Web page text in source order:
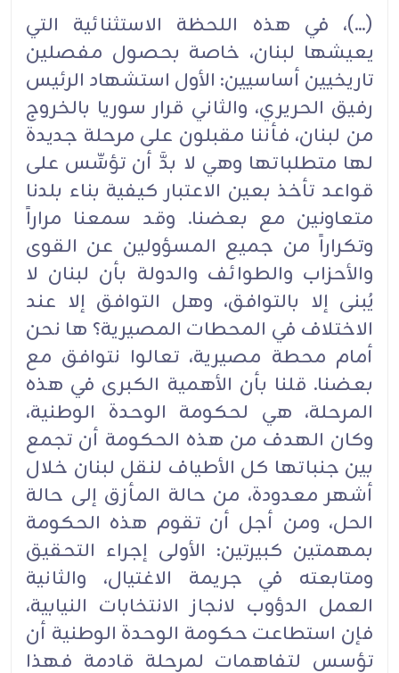
(...)، في هذه اللحظة الاستثنائية التي
يعيشها لبنان، خاصة بحصول مفصلين
تاريخيين أساسيين: الأول استشهاد الرئيس
رفيق الحريري، والثاني قرار سوريا بالخروج
من لبنان، فأننا مقبلون على مرحلة جديدة
لها متطلباتها وهي لا بدَّ أن تؤسِّس على
قواعد تأخذ بعين الاعتبار كيفية بناء بلدنا
متعاونين مع بعضنا. وقد سمعنا مراراً
وتكراراً من جميع المسؤولين عن القوى
والأحزاب والطوائف والدولة بأن لبنان لا
يُبنى إلا بالتوافق، وهل التوافق إلا عند
الاختلاف في المحطات المصيرية؟ ها نحن
أمام محطة مصيرية، تعالوا نتوافق مع
بعضنا. قلنا بأن الأهمية الكبرى في هذه
المرحلة، هي لحكومة الوحدة الوطنية،
وكان الهدف من هذه الحكومة أن تجمع
بين جنباتها كل الأطياف لنقل لبنان خلال
أشهر معدودة، من حالة المأزق إلى حالة
الحل، ومن أجل أن تقوم هذه الحكومة
بمهمتين كبيرتين: الأولى إجراء التحقيق
ومتابعته في جريمة الاغتيال، والثانية
العمل الدؤوب لانجاز الانتخابات النيابية،
فإن استطاعت حكومة الوحدة الوطنية أن
تؤسس لتفاهمات لمرحلة قادمة فهذا